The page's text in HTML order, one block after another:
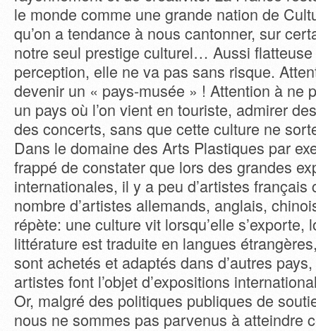
le monde comme une grande nation de
qu’on a tendance à nous cantonner, sur
notre seul prestige culturel… Aussi
perception, elle ne va pas sans risque.
devenir un « pays-musée » ! Attention à ne
un pays où l’on vient en touriste, admirer
des concerts, sans que cette culture ne
Dans le domaine des Arts Plastiques par
frappé de constater que lors des grandes
internationales, il y a peu d’artistes français
nombre d’artistes allemands, anglais,
répète: une culture vit lorsqu’elle s’exporte,
littérature est traduite en langues
sont achetés et adaptés dans d’autres
artistes font l’objet d’expositions
Or, malgré des politiques publiques de
nous ne sommes pas parvenus à atteindre